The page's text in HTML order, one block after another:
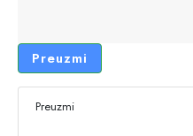
Preuzmi
Preuzmi